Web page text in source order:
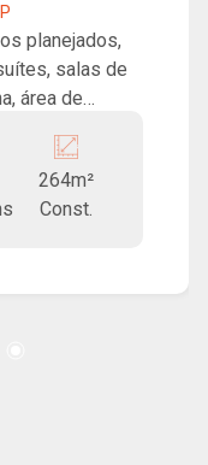
planejados,
salas de
área de
próximo ao
264m²
Const.